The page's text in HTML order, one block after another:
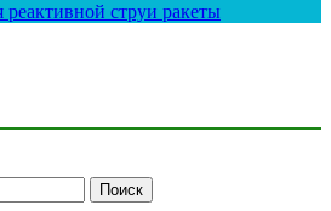
струи ракеты